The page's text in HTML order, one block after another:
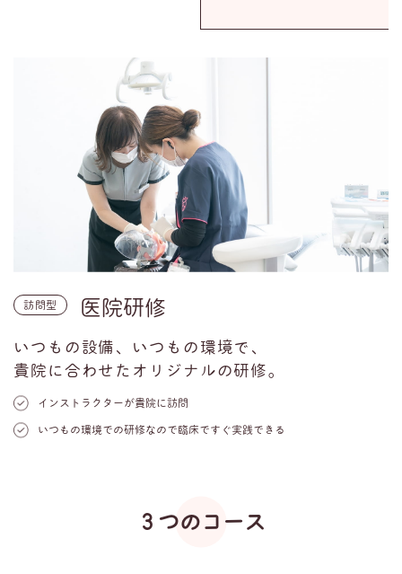
訪問型 医院研修
いつもの設備、いつもの環境で、
貴院に合わせたオリジナルの研修。
インストラクターが貴院に訪問
いつもの環境での研修なので臨床ですぐ実践できる
３つのコース